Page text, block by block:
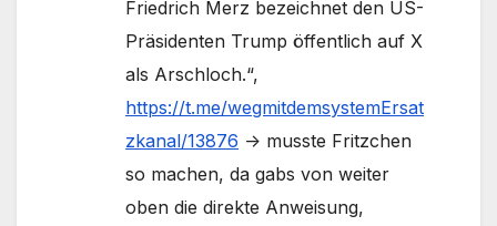
Friedrich Merz bezeichnet den US-
Präsidenten Trump öffentlich auf X
als Arschloch.“,
https://t.me/wegmitdemsystemErsat
zkanal/13876 -> musste Fritzchen
so machen, da gabs von weiter
oben die direkte Anweisung,